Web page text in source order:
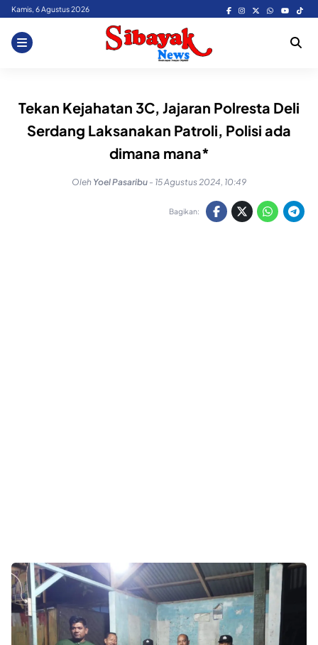
Skip
content
Kamis, 6 Agustus 2026
Tekan Kejahatan 3C, Jajaran Polresta Deli
Serdang Laksanakan Patroli, Polisi ada
dimana mana*
Oleh Yoel Pasaribu - 15 Agustus 2024, 10:49
Bagikan: